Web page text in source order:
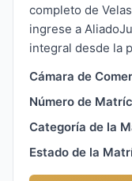
completo de
ingrese a
integral desde la
Cámara de
Número de
Categoría de la
Estado de la